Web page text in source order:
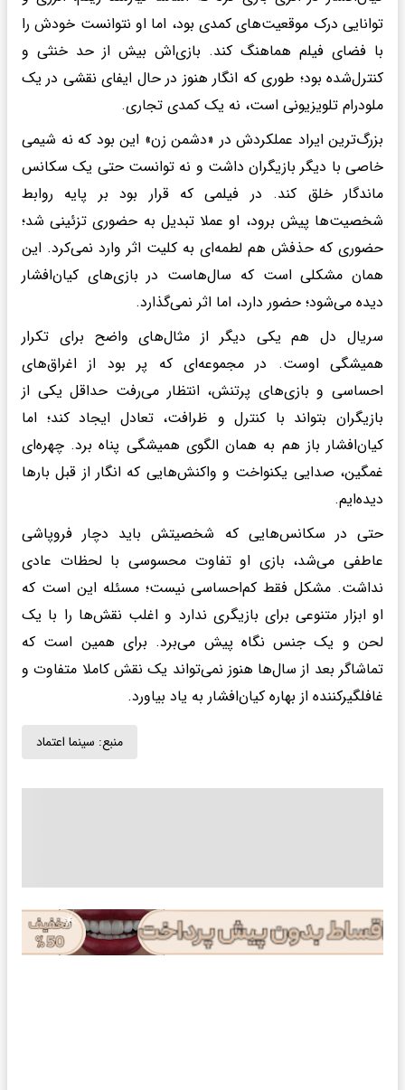
توانایی درک موقعیت‌های کمدی بود، اما او نتوانست خودش را
با فضای فیلم هماهنگ کند. بازی‌اش بیش از حد خنثی و
کنترل‌شده بود؛ طوری که انگار هنوز در حال ایفای نقشی در یک
ملودرام تلویزیونی است، نه یک کمدی تجاری.
بزرگ‌ترین ایراد عملکردش در «دشمن زن» این بود که نه شیمی
خاصی با دیگر بازیگران داشت و نه توانست حتی یک سکانس
ماندگار خلق کند. در فیلمی که قرار بود بر پایه روابط
شخصیت‌ها پیش برود، او عملا تبدیل به حضوری تزئینی شد؛
حضوری که حذفش هم لطمه‌ای به کلیت اثر وارد نمی‌کرد. این
همان مشکلی است که سال‌هاست در بازی‌های کیان‌افشار
دیده می‌شود؛ حضور دارد، اما اثر نمی‌گذارد.
سریال دل هم یکی دیگر از مثال‌های واضح برای تکرار
همیشگی اوست. در مجموعه‌ای که پر بود از اغراق‌های
احساسی و بازی‌های پرتنش، انتظار می‌رفت حداقل یکی از
بازیگران بتواند با کنترل و ظرافت، تعادل ایجاد کند؛ اما
کیان‌افشار باز هم به همان الگوی همیشگی پناه برد. چهره‌ای
غمگین، صدایی یکنواخت و واکنش‌هایی که انگار از قبل بارها
دیده‌ایم.
حتی در سکانس‌هایی که شخصیتش باید دچار فروپاشی
عاطفی می‌شد، بازی او تفاوت محسوسی با لحظات عادی
نداشت. مشکل فقط کم‌احساسی نیست؛ مسئله این است که
او ابزار متنوعی برای بازیگری ندارد و اغلب نقش‌ها را با یک
لحن و یک جنس نگاه پیش می‌برد. برای همین است که
تماشاگر بعد از سال‌ها هنوز نمی‌تواند یک نقش کاملا متفاوت و
غافلگیرکننده از بهاره کیان‌افشار به یاد بیاورد.
منبع: سینما اعتماد